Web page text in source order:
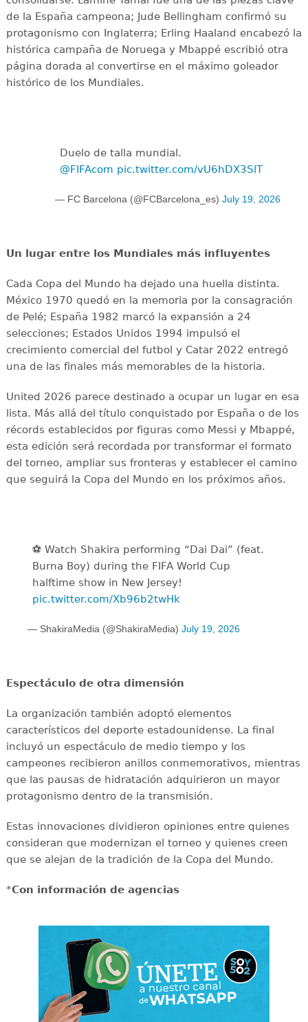
de la España campeona; Jude Bellingham confirmó su
protagonismo con Inglaterra; Erling Haaland encabezó la
histórica campaña de Noruega y Mbappé escribió otra
página dorada al convertirse en el máximo goleador
histórico de los Mundiales.
Duelo de talla mundial.
@FIFAcom pic.twitter.com/vU6hDX3SlT
— FC Barcelona (@FCBarcelona_es) July 19, 2026
Un lugar entre los Mundiales más influyentes
Cada Copa del Mundo ha dejado una huella distinta.
México 1970 quedó en la memoria por la consagración
de Pelé; España 1982 marcó la expansión a 24
selecciones; Estados Unidos 1994 impulsó el
crecimiento comercial del futbol y Catar 2022 entregó
una de las finales más memorables de la historia.
United 2026 parece destinado a ocupar un lugar en esa
lista. Más allá del título conquistado por España o de los
récords establecidos por figuras como Messi y Mbappé,
esta edición será recordada por transformar el formato
del torneo, ampliar sus fronteras y establecer el camino
que seguirá la Copa del Mundo en los próximos años.
⚽️️ Watch Shakira performing “Dai Dai” (feat.
Burna Boy) during the FIFA World Cup
halftime show in New Jersey!
pic.twitter.com/Xb96b2twHk
— ShakiraMedia (@ShakiraMedia) July 19, 2026
Espectáculo de otra dimensión
La organización también adoptó elementos
característicos del deporte estadounidense. La final
incluyó un espectáculo de medio tiempo y los
campeones recibieron anillos conmemorativos, mientras
que las pausas de hidratación adquirieron un mayor
protagonismo dentro de la transmisión.
Estas innovaciones dividieron opiniones entre quienes
consideran que modernizan el torneo y quienes creen
que se alejan de la tradición de la Copa del Mundo.
*Con información de agencias